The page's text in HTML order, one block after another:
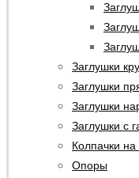
Заглушки
Заглушки
Заглушки
Заглушки с
Колпачки на
Опоры